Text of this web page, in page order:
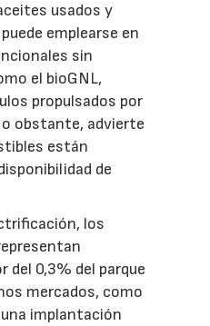
usados y
emplearse en
sin
el bioGNL,
propulsados por
obstante, advierte
están
de
los
del 0,3% del parque
mercados, como
implantación